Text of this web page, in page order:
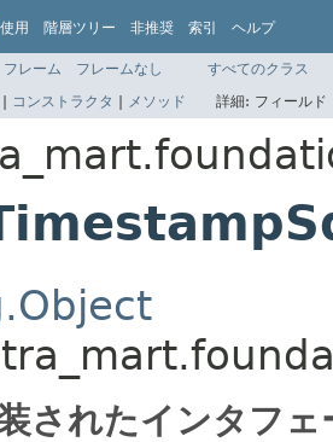
使用 階層ツリー 非推奨 索引 ヘルプ
フレーム フレームなし
すべてのクラス
| コンストラクタ | メソッド 詳細: フィール
されたインタフ